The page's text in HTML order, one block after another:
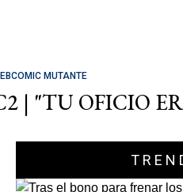
MUTANTE
| "TU OFICIO